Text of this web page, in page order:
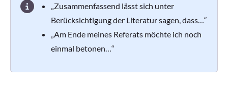
„Zusammenfassend lässt sich unter
Berücksichtigung der Literatur sagen, dass…“
„Am Ende meines Referats möchte ich noch
einmal betonen…“